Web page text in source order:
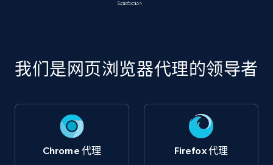
我们是网页浏览器代理的领导者
Chrome 代理 Firefox 代理